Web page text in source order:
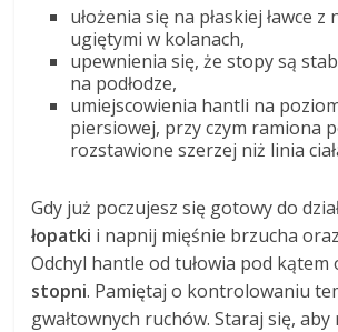
ułożenia się na płaskiej ławce z
ugiętymi w kolanach,
upewnienia się, że stopy są
na podłodze,
umiejscowienia hantli na
piersiowej, przy czym ramiona
rozstawione szerzej niż linia
Gdy już poczujesz się gotowy do
łopatki i napnij mięśnie brzucha
Odchyl hantle od tułowia pod kątem
stopni. Pamiętaj o kontrolowaniu
gwałtownych ruchów. Staraj się, aby